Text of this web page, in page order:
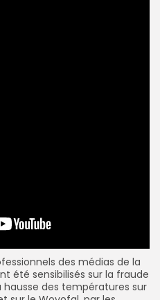
des médias de la
été sensibilisés sur la fraude
hausse des températures sur